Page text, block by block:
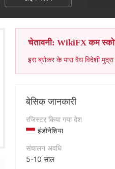
चेतावनी: WikiFX कम
इस ब्रोकर के पास वैध विदेशी
बेसिक जानकारी
रजिस्टर किया गया देश
इंडोनेशिया
संचालन अवधि
5-10 साल